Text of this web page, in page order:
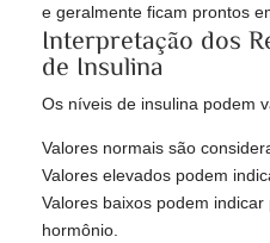
e geralmente ficam prontos
Interpretação dos
de Insulina
Os níveis de insulina podem
Valores normais são
Valores elevados podem
Valores baixos podem
hormônio.